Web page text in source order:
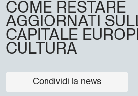
COME RESTARE
AGGIORNATI
CAPITALE
CULTURA
Condividi la news